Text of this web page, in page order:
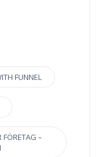
FUNNEL
FÖRETAG –